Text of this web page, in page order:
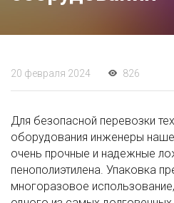
20 февраля 2024 826
Для безопасной перевозки
оборудования инженеры
очень прочные и надежные
пенополиэтилена. Упаковка
многоразовое